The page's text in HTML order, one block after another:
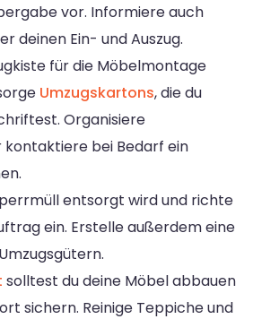
vor. Informiere auch
deinen Ein- und Auszug.
für die Möbelmontage
Umzugskartons, die du
Organisiere
kontaktiere bei Bedarf ein
entsorgt wird und richte
ein. Erstelle außerdem eine
solltest du deine Möbel abbauen
sichern. Reinige Teppiche und